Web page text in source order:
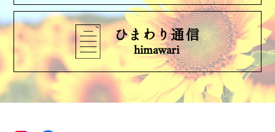
ひまわり通信
himawari